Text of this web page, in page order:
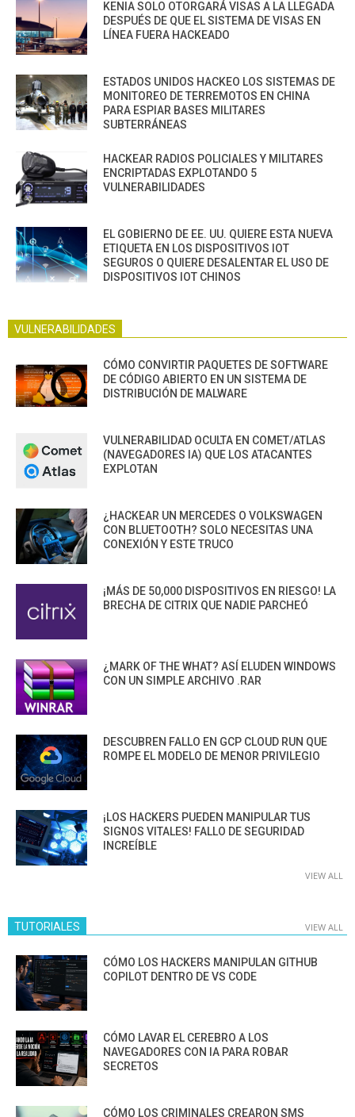
KENIA SOLO OTORGARÁ VISAS A LA LLEGADA
DESPUÉS DE QUE EL SISTEMA DE VISAS EN
LÍNEA FUERA HACKEADO
ESTADOS UNIDOS HACKEO LOS SISTEMAS DE
MONITOREO DE TERREMOTOS EN CHINA
PARA ESPIAR BASES MILITARES
SUBTERRÁNEAS
HACKEAR RADIOS POLICIALES Y MILITARES
ENCRIPTADAS EXPLOTANDO 5
VULNERABILIDADES
EL GOBIERNO DE EE. UU. QUIERE ESTA NUEVA
ETIQUETA EN LOS DISPOSITIVOS IOT
SEGUROS O QUIERE DESALENTAR EL USO DE
DISPOSITIVOS IOT CHINOS
VULNERABILIDADES
CÓMO CONVIRTIR PAQUETES DE SOFTWARE
DE CÓDIGO ABIERTO EN UN SISTEMA DE
DISTRIBUCIÓN DE MALWARE
VULNERABILIDAD OCULTA EN COMET/ATLAS
(NAVEGADORES IA) QUE LOS ATACANTES
EXPLOTAN
¿HACKEAR UN MERCEDES O VOLKSWAGEN
CON BLUETOOTH? SOLO NECESITAS UNA
CONEXIÓN Y ESTE TRUCO
¡MÁS DE 50,000 DISPOSITIVOS EN RIESGO! LA
BRECHA DE CITRIX QUE NADIE PARCHEÓ
¿MARK OF THE WHAT? ASÍ ELUDEN WINDOWS
CON UN SIMPLE ARCHIVO .RAR
DESCUBREN FALLO EN GCP CLOUD RUN QUE
ROMPE EL MODELO DE MENOR PRIVILEGIO
¡LOS HACKERS PUEDEN MANIPULAR TUS
SIGNOS VITALES! FALLO DE SEGURIDAD
INCREÍBLE
VIEW ALL
TUTORIALES VIEW ALL
CÓMO LOS HACKERS MANIPULAN GITHUB
COPILOT DENTRO DE VS CODE
CÓMO LAVAR EL CEREBRO A LOS
NAVEGADORES CON IA PARA ROBAR
SECRETOS
CÓMO LOS CRIMINALES CREARON SMS